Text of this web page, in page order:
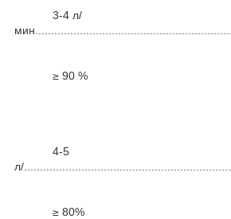
3-4 л/
≥ 90 %
4-5
л/
≥ 80%